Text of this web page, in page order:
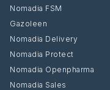
Nomadia FSM
Gazoleen
Nomadia Delivery
Nomadia Protect
Nomadia Openpharma
Nomadia Sales